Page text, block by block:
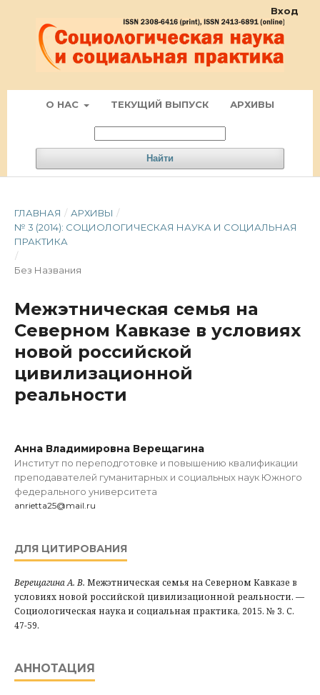
О НАС ТЕКУЩИЙ ВЫПУСК АРХИВЫ
Найти
Вход
ГЛАВНАЯ / АРХИВЫ /
№ 3 (2014): СОЦИОЛОГИЧЕСКАЯ НАУКА И СОЦИАЛЬНАЯ
ПРАКТИКА
/
Без Названия
Межэтническая семья на
Северном Кавказе в условиях
новой российской
цивилизационной
реальности
Анна Владимировна Верещагина
Институт по переподготовке и повышению квалификации
преподавателей гуманитарных и социальных наук Южного
федерального университета
anrietta25@mail.ru
ДЛЯ ЦИТИРОВАНИЯ
Верещагина А. В. Межэтническая семья на Северном Кавказе в
условиях новой российской цивилизационной реальности. —
Социологическая наука и социальная практика, 2015. № 3. С.
47-59.
АННОТАЦИЯ